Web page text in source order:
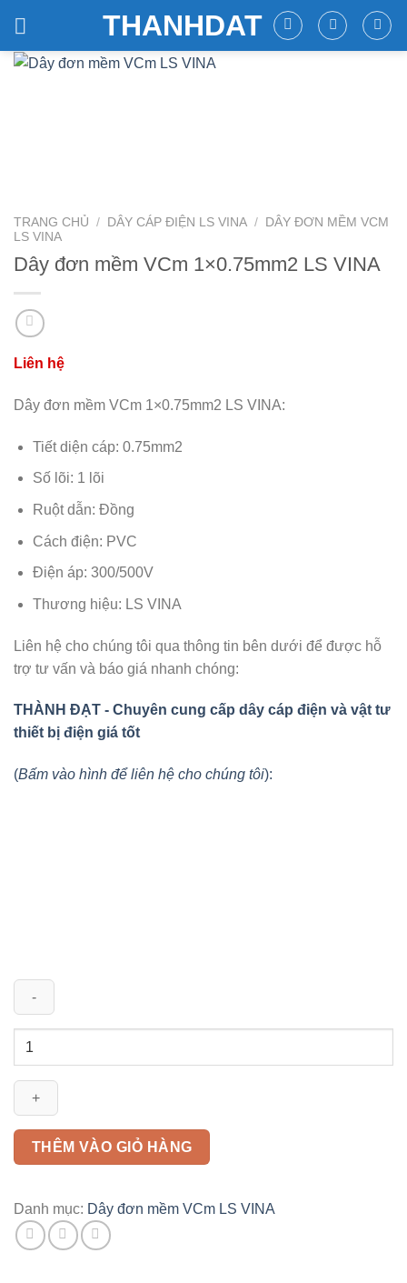
content
THANHDAT
TRANG CHỦ / DÂY CÁP ĐIỆN LS VINA /
DÂY ĐƠN MỀM VCM
LS VINA
Dây đơn mềm VCm 1×0.75mm2 LS VINA
Dây đơn mềm VCm 1×0.75mm2 LS VINA:
Tiết diện cáp: 0.75mm2
Số lõi: 1 lõi
Ruột dẫn: Đồng
Cách điện: PVC
Điện áp: 300/500V
Thương hiệu: LS VINA
Liên hệ cho chúng tôi qua thông tin bên dưới để được hỗ
trợ tư vấn và báo giá nhanh chóng:
THÀNH ĐẠT - Chuyên cung cấp dây cáp điện và vật tư
thiết bị điện giá tốt
(Bấm vào hình để liên hệ cho chúng tôi):
Dây
mềm
VCm
VINA
lượng
THÊM VÀO GIỎ HÀNG
Danh mục: Dây đơn mềm VCm LS VINA